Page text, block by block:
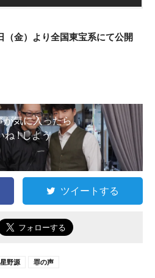
（金）より全国東宝系にて公開
が気に入ったら
ね ! しよう
ツイートする
星野源 罪の声